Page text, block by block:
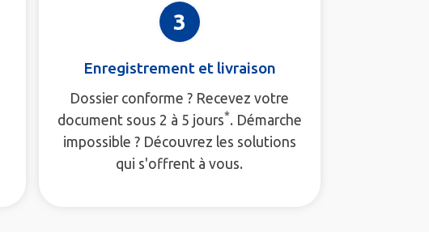
3
Enregistrement et livraison
Dossier conforme ? Recevez votre
document sous 2 à 5 jours*. Démarche
impossible ? Découvrez les solutions
qui s'offrent à vous.